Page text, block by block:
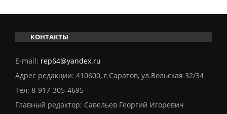
КОНТАКТЫ
E-mail: rep64@yandex.ru
Адрес редакции: 410600, г.Саратов, ул.Вольская 32/34
Тел: 8-917-305-4695
Главный редактор: Савельев Георгий Игоревич